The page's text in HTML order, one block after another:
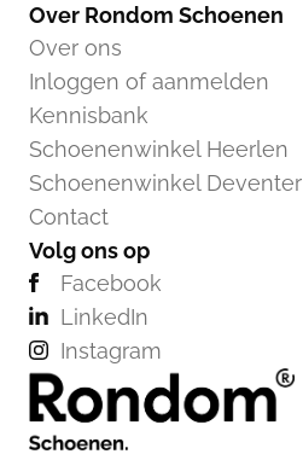
Over Rondom Schoenen
Over ons
Inloggen of aanmelden
Kennisbank
Schoenenwinkel Heerlen
Schoenenwinkel Deventer
Contact
Volg ons op
Facebook
LinkedIn
Instagram